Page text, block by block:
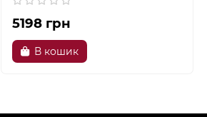
5198 грн
В кошик